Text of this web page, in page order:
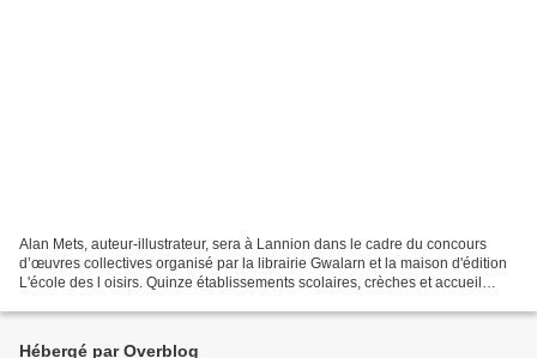
Alan Mets, auteur-illustrateur, sera à Lannion dans le cadre du concours
d’œuvres collectives organisé par la librairie Gwalarn et la maison d'édition
L'école des l oisirs. Quinze établissements scolaires, crèches et accueil
Hébergé par Overblog